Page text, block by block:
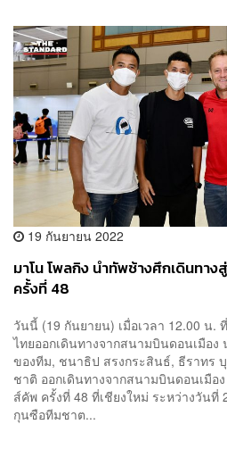
19 กันยายน 2022
มาโน โพลกิง นำทัพช้างศึกเดินทา
ครั้งที่ 48
วันนี้ (19 กันยายน) เมื่อเวลา 12.00 น
ไทยออกเดินทางจากสนามบินดอนเมือ
ของทีม, ชนาธิป สรงกระสินธ์, ธีราทร
ชาติ ออกเดินทางจากสนามบินดอนเมือ
ส์คัพ ครั้งที่ 48 ที่เชียงใหม่ ระหว่างวั
กุนซือทีมชาต...